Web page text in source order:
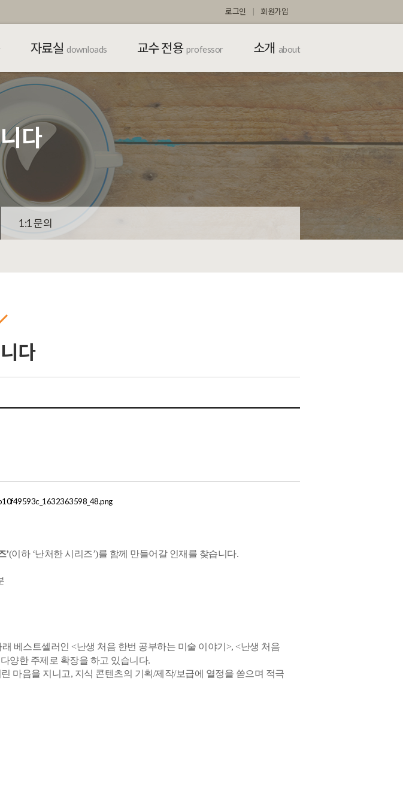
로그인 회원가입
자료실 downloads 교수 전용 professor 소개 about
다
1:1 문의
다
’(이하 ‘난처한 시리즈’)를 함께 만들어갈 인재를 찾습니다.
베스트셀러인 <난생 처음 한번 공부하는 미술 이야기>, <난생 처음
양한 주제로 확장을 하고 있습니다.
마음을 지니고, 지식 콘텐츠의 기획/제작/보급에 열정을 쏟으며 적극